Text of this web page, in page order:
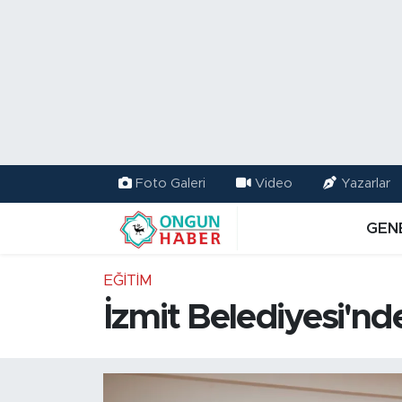
Foto Galeri Video Yazarlar
EĞİTİM
İzmit
Trafik Durumu
TFF 2.Lig Kırmızı Grup Puan Durumu ve Fikstür
Tüm Manşetler